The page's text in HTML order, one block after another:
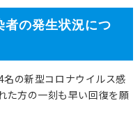
者の発生状況につ
の新型コロナウイルス感
た方の一刻も早い回復を願